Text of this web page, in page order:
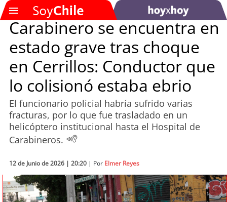
SOYTV
Podcast
Actualidad
Entretención
Economía
Deportes
Carabinero se encuentra en
estado grave tras choque
en Cerrillos: Conductor que
lo colisionó estaba ebrio
El funcionario policial habría sufrido varias
fracturas, por lo que fue trasladado en un
helicóptero institucional hasta el Hospital de
Carabineros.
12 de Junio de 2026 | 20:20 | Por Elmer Reyes